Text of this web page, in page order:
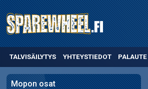
TALVISÄILYTYS YHTEYSTIEDOT PALAUTE
Mopon osat